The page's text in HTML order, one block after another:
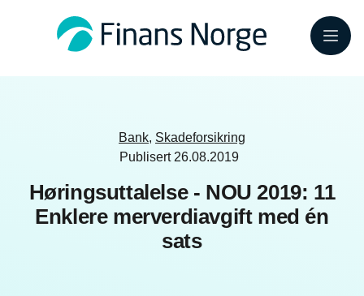
Meny
Bank, Skadeforsikring
Publisert 26.08.2019
Høringsuttalelse - NOU 2019: 11
Enklere merverdiavgift med én
sats